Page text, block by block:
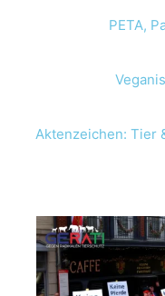
PETA,
Aktenzeichen: Tier